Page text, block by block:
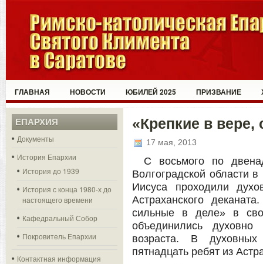
ГЛАВНАЯ НОВОСТИ ЮБИЛЕЙ 2025 ПРИЗВАНИЕ
ЕПАРХИЯ
Документы
История Епархии
История до 1939
История с конца 1980-х до
настоящего времени
Кафедральный Собор
Покровитель Епархии
Контактная информация
«Крепкие в
17 мая, 2013
С восьмого по
Волгоградской области
Иисуса проходили
Астраханского
сильные в деле» в
объединились
возраста. В духовных
пятнадцать ребят из